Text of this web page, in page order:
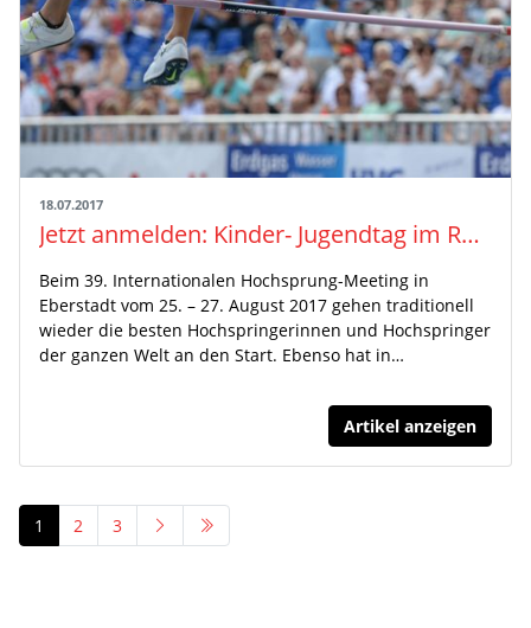
18.07.2017
Jetzt anmelden: Kinder- Jugendtag im Rahmen des Hochsprungmeetings Eberstadt
Beim 39. Internationalen Hochsprung-Meeting in
Eberstadt vom 25. – 27. August 2017 gehen traditionell
wieder die besten Hochspringerinnen und Hochspringer
der ganzen Welt an den Start. Ebenso hat in…
Artikel anzeigen
1 2 3